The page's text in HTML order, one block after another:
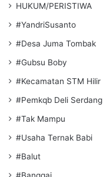
HUKUM/PERISTIWA
#YandriSusanto
#Desa Juma Tombak
#Gubsu Boby
#Kecamatan STM Hilir
#Pemkqb Deli Serdang
#Tak Mampu
#Usaha Ternak Babi
#Balut
#Banggai